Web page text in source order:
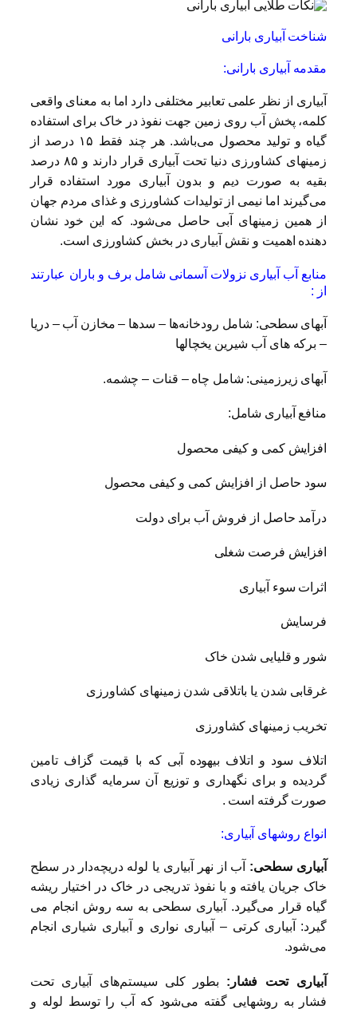
شناخت آبیاری بارانی
مقدمه آبیاری بارانی:
آبیاری از نظر علمی تعابیر مختلفی دارد اما به معنای واقعی
کلمه، پخش آب روی زمین جهت نفوذ در خاک برای استفاده
گیاه و تولید محصول می‌باشد. هر چند فقط ۱۵ درصد از
زمینهای کشاورزی دنیا تحت آبیاری قرار دارند و ۸۵ درصد
بقیه به صورت دیم و بدون آبیاری مورد استفاده قرار
می‌گیرند اما نیمی از تولیدات کشاورزی و غذای مردم جهان
از همین زمینهای آبی حاصل می‌شود. که این خود نشان
دهنده اهمیت و نقش آبیاری در بخش کشاورزی است.
منابع آب آبیاری نزولات آسمانی شامل برف و باران عبارتند
از :
آبهای سطحی: شامل رودخانه‌ها – سدها – مخازن آب – دریا
– برکه‌ های آب شیرین یخچالها
آبهای زیرزمینی: شامل چاه – قنات – چشمه.
منافع آبیاری شامل:
افزایش کمی و کیفی محصول
سود حاصل از افزایش کمی و کیفی محصول
درآمد حاصل از فروش آب برای دولت
افزایش فرصت شغلی
اثرات سوء آبیاری
فرسایش
شور و قلیایی شدن خاک
غرقابی شدن یا باتلاقی شدن زمینهای کشاورزی
تخریب زمینهای کشاورزی
اتلاف سود و اتلاف بیهوده آبی که با قیمت گزاف تامین
گردیده و برای نگهداری و توزیع آن سرمایه گذاری زیادی
صورت گرفته است .
انواع روشهای آبیاری:
آبیاری سطحی: آب از نهر آبیاری یا لوله دریچه‌دار در سطح
خاک جریان یافته و با نفوذ تدریجی در خاک در اختیار ریشه
گیاه قرار می‌گیرد. آبیاری سطحی به سه روش انجام می
گیرد: آبیاری کرتی – آبیاری نواری و آبیاری شیاری انجام
می‌شود.
آبیاری تحت فشار: بطور کلی سیستم‌های آبیاری تحت
فشار به روشهایی گفته می‌شود که آب را توسط لوله و